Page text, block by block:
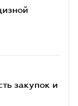
закупок и